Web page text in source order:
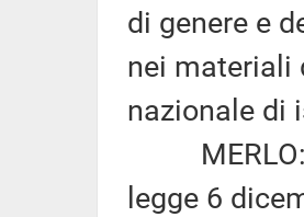
di genere e
nei materiali
nazionale di
MERLO:
legge 6